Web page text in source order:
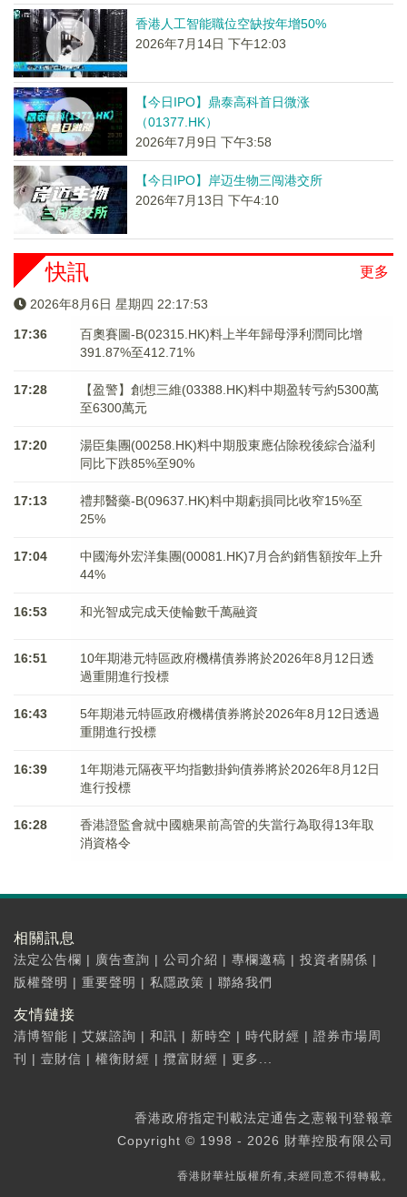
香港人工智能職位空缺按年增50%
2026年7月14日 下午12:03
【今日IPO】鼎泰高科首日微涨
（01377.HK）
2026年7月9日 下午3:58
【今日IPO】岸迈生物三闯港交所
2026年7月13日 下午4:10
更多
快訊
2026年8月6日 星期四 22:17:53
17:36
百奧賽圖-B(02315.HK)料上半年歸母淨利潤同比增
391.87%至412.71%
17:28
【盈警】創想三維(03388.HK)料中期盈转亏約5300萬
至6300萬元
17:20
湯臣集團(00258.HK)料中期股東應佔除稅後綜合溢利
同比下跌85%至90%
17:13
禮邦醫藥-B(09637.HK)料中期虧損同比收窄15%至
25%
17:04
中國海外宏洋集團(00081.HK)7月合約銷售額按年上升
44%
16:53 和光智成完成天使輪數千萬融資
16:51
10年期港元特區政府機構債券將於2026年8月12日透
過重開進行投標
16:43
5年期港元特區政府機構債券將於2026年8月12日透過
重開進行投標
16:39
1年期港元隔夜平均指數掛鉤債券將於2026年8月12日
進行投標
16:28
香港證監會就中國糖果前高管的失當行為取得13年取
消資格令
相關訊息
法定公告欄 | 廣告查詢 | 公司介紹 | 專欄邀稿 | 投資者關係 |
版權聲明 | 重要聲明 | 私隱政策 | 聯絡我們
友情鏈接
清博智能 | 艾媒諮詢 | 和訊 | 新時空 | 時代財經 | 證券市場周
刊
| 壹財信 | 權衡財經 | 攬富財經 | 更多...
香港政府指定刊載法定通告之憲報刊登報章
Copyright © 1998 - 2026 財華控股有限公司
香港財華社版權所有,未經同意不得轉載。